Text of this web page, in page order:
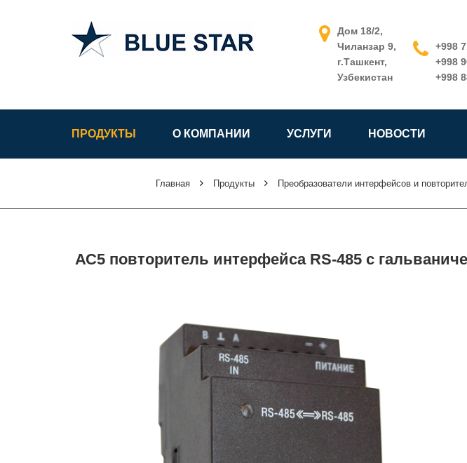
Узбекистане
Дом 18/2,
Чиланзар 9,
г.Ташкент,
Узбекистан
+998
+998
+998
ПРОДУКТЫ О КОМПАНИИ УСЛУГИ НОВОСТИ
Главная Продукты Преобразователи интерфейсов и
АС5 повторитель интерфейса RS-485 c